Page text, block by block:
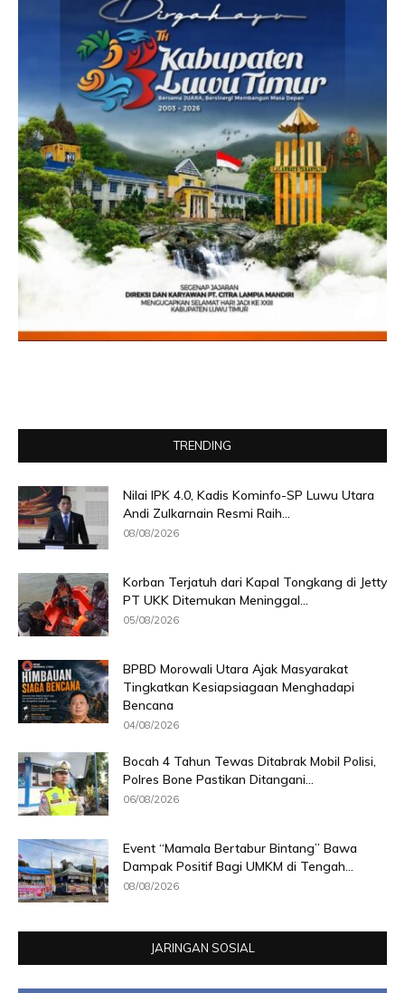
TRENDING
Nilai IPK 4.0, Kadis Kominfo-SP Luwu Utara
Andi Zulkarnain Resmi Raih...
08/08/2026
Korban Terjatuh dari Kapal Tongkang di Jetty
PT UKK Ditemukan Meninggal...
05/08/2026
BPBD Morowali Utara Ajak Masyarakat
Tingkatkan Kesiapsiagaan Menghadapi
Bencana
04/08/2026
Bocah 4 Tahun Tewas Ditabrak Mobil Polisi,
Polres Bone Pastikan Ditangani...
06/08/2026
Event “Mamala Bertabur Bintang” Bawa
Dampak Positif Bagi UMKM di Tengah...
08/08/2026
JARINGAN SOSIAL